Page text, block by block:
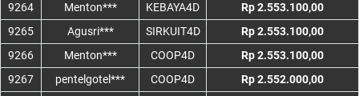
9264
Menton*** KEBAYA4D
Rp 2.553.100,00
9265
Agusri*** SIRKUIT4D
Rp 2.553.100,00
9266
Menton*** COOP4D
Rp 2.553.100,00
9267
pentelgotel*** COOP4D
Rp 2.552.000,00